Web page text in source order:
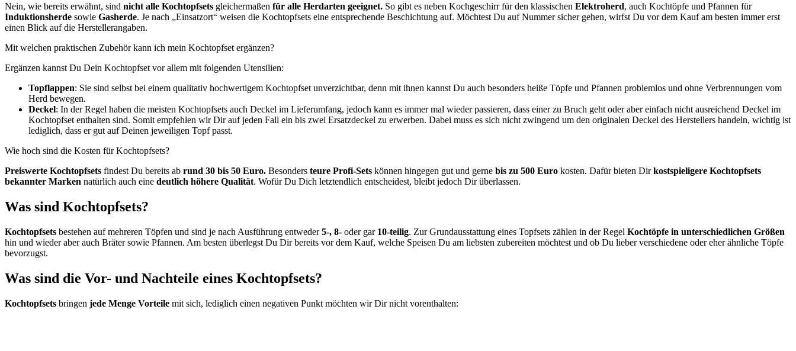
Nein, wie bereits erwähnt, sind nicht alle Kochtopfsets gleichermaßen für alle Herdarten geeignet. So gibt es neben Kochgeschirr für den klassischen Elektroherd, auch Kochtöpfe und Pfannen für
Induktionsherde sowie Gasherde. Je nach „Einsatzort“ weisen die Kochtopfsets eine entsprechende Beschichtung auf. Möchtest Du auf Nummer sicher gehen, wirfst Du vor dem Kauf am besten immer erst
einen Blick auf die Herstellerangaben.
Mit welchen praktischen Zubehör kann ich mein Kochtopfset ergänzen?
Ergänzen kannst Du Dein Kochtopfset vor allem mit folgenden Utensilien:
Topflappen: Sie sind selbst bei einem qualitativ hochwertigem Kochtopfset unverzichtbar, denn mit ihnen kannst Du auch besonders heiße Töpfe und Pfannen problemlos und ohne Verbrennungen vom
Herd bewegen.
Deckel: In der Regel haben die meisten Kochtopfsets auch Deckel im Lieferumfang, jedoch kann es immer mal wieder passieren, dass einer zu Bruch geht oder aber einfach nicht ausreichend Deckel im
Kochtopfset enthalten sind. Somit empfehlen wir Dir auf jeden Fall ein bis zwei Ersatzdeckel zu erwerben. Dabei muss es sich nicht zwingend um den originalen Deckel des Herstellers handeln, wichtig ist
lediglich, dass er gut auf Deinen jeweiligen Topf passt.
Wie hoch sind die Kosten für Kochtopfsets?
Preiswerte Kochtopfsets findest Du bereits ab rund 30 bis 50 Euro. Besonders teure Profi-Sets können hingegen gut und gerne bis zu 500 Euro kosten. Dafür bieten Dirkostspieligere Kochtopfsets
bekannter Marken natürlich auch eine deutlich höhere Qualität. Wofür Du Dich letztendlich entscheidest, bleibt jedoch Dir überlassen.
Was sind Kochtopfsets?
Kochtopfsets bestehen auf mehreren Töpfen und sind je nach Ausführung entweder5-, 8- oder gar 10-teilig. Zur Grundausstattung eines Topfsets zählen in der Regel Kochtöpfe in unterschiedlichen Größen
hin und wieder aber auch Bräter sowie Pfannen. Am besten überlegst Du Dir bereits vor dem Kauf, welche Speisen Du am liebsten zubereiten möchtest und ob Du lieber verschiedene oder eher ähnliche Töpfe
bevorzugst.
Was sind die Vor- und Nachteile eines Kochtopfsets?
Kochtopfsets bringen jede Menge Vorteile mit sich, lediglich einen negativen Punkt möchten wir Dir nicht vorenthalten: